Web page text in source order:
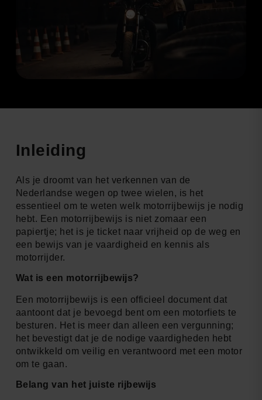
Inleiding
Als je droomt van het verkennen van de
Nederlandse wegen op twee wielen, is het
essentieel om te weten welk motorrijbewijs je nodig
hebt. Een motorrijbewijs is niet zomaar een
papiertje; het is je ticket naar vrijheid op de weg en
een bewijs van je vaardigheid en kennis als
motorrijder.
Wat is een motorrijbewijs?
Een motorrijbewijs is een officieel document dat
aantoont dat je bevoegd bent om een motorfiets te
besturen. Het is meer dan alleen een vergunning;
het bevestigt dat je de nodige vaardigheden hebt
ontwikkeld om veilig en verantwoord met een motor
om te gaan.
Belang van het juiste rijbewijs